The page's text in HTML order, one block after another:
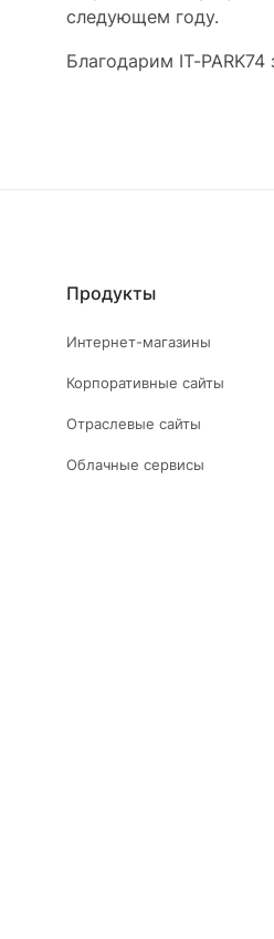
следующем году.
Благодарим IT-
Продукты
Интернет-магазины
Корпоративные сайты
Отраслевые сайты
Облачные сервисы